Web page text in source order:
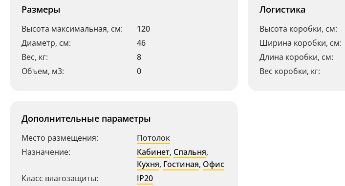
Размеры
Высота максимальная, см:
120
Диаметр, см:
46
Вес, кг:
8
Объем, м3:
0
Логистика
Высота коробки, см:
Ширина коробки, см:
Длина коробки, см:
Вес коробки, кг:
Дополнительные параметры
Место размещения:
Потолок
Назначение:
Кабинет, Спальня,
Кухня, Гостиная, Офис
Класс влагозащиты:
IP20